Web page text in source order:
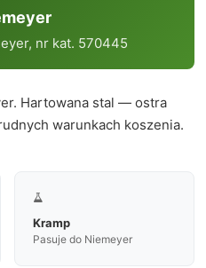
nr kat. 570445
Hartowana stal — ostra
warunkach koszenia.

Kramp
Pasuje do Niemeyer